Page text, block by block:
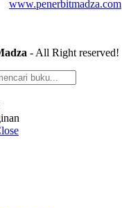
www.penerbitmadza.com
- All Right reserved!